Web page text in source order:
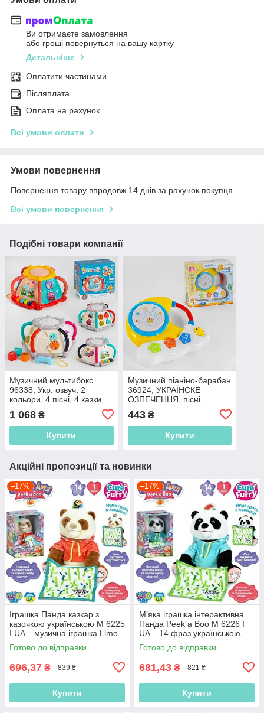
Ви отримаєте замовлення
або гроші повернуться на вашу картку
Детальніше
Оплатити частинами
Післяплата
Оплата на рахунок
Всі умови оплати
Умови повернення
Повернення товару впродовж 14 днів за рахунок покупця
Всі умови повернення
Подібні товари компанії
Музичний мультибокс
96338, Укр. озвуч, 2
кольори, 4 пісні, 4 казки,
мелодії, сортер, музичний
барабан
1 068 ₴
Купити
Музичний піаніно-барабан
36924, УКРАЇНСКЕ
ОЗПЕЧЕННЯ, пісні,
барабан, вивчення цифр,
укр. алфавіт і фігур
443₴
Купити
Акційні пропозиції та новинки
–17%
Іграшка Панда казкар з
казочкою українською M 6225
I UA – музична іграшка Limo
Toy 27 см, ідеальний
подарунок
Готово до відправки
696,37 ₴ 839 ₴
Купити
–17%
М’яка іграшка інтерактивна
Панда Peek a Boo M 6226 I
UA – 14 фраз українською,
грає в хованки
Готово до відправки
681,43 ₴ 821 ₴
Купити